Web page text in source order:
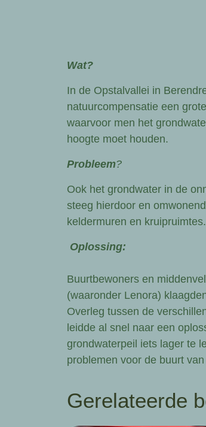
Wat?
In de Opstalvallei in
natuurcompensatie een
waarvoor men het
hoogte moet houden.
Probleem?
Ook het grondwater in de
steeg hierdoor en
keldermuren en kruipruimtes.
Oplossing:
Buurtbewoners en
(waaronder Lenora)
Overleg tussen de
leidde al snel naar een
grondwaterpeil iets lager te
problemen voor de buurt
Gerelateerde